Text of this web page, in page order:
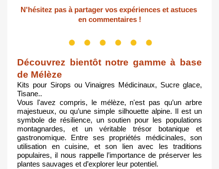
N'hésitez pas à partager vos expériences et astuces
en commentaires !
Découvrez bientôt notre gamme à base
de Mélèze
Kits pour Sirops ou Vinaigres Médicinaux, Sucre glace,
Tisane..
Vous l'avez compris, le mélèze, n'est pas qu’un arbre
majestueux, ou qu’une simple silhouette alpine. Il est un
symbole de résilience, un soutien pour les populations
montagnardes, et un véritable trésor botanique et
gastronomique. Entre ses propriétés médicinales, son
utilisation en cuisine, et son lien avec les traditions
populaires, il nous rappelle l’importance de préserver les
plantes sauvages et d’explorer leur potentiel.